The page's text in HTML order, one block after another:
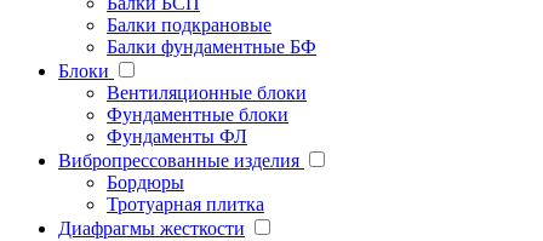
Балки подкрановые
Балки фундаментные БФ
Блоки
Вентиляционные блоки
Фундаментные блоки
Фундаменты ФЛ
Вибропрессованные изделия
Бордюры
Тротуарная плитка
Диафрагмы жесткости